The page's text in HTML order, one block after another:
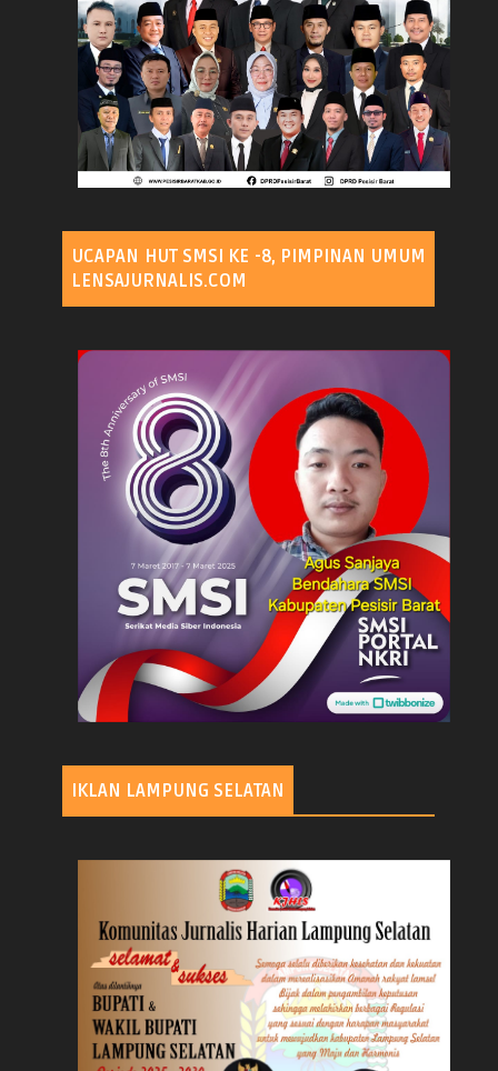
UCAPAN HUT SMSI KE -8, PIMPINAN UMUM
LENSAJURNALIS.COM
IKLAN LAMPUNG SELATAN